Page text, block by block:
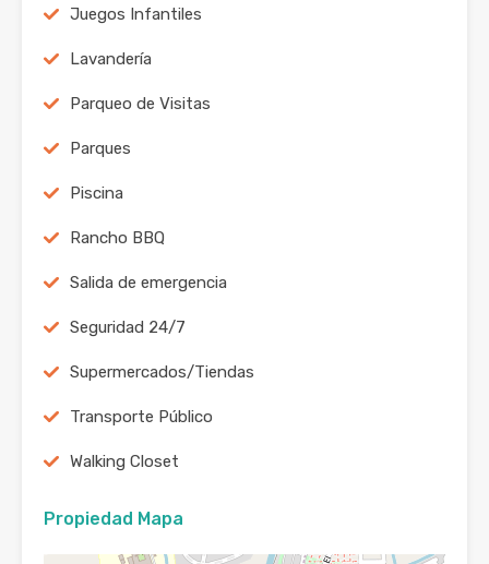
Juegos Infantiles
Lavandería
Parqueo de Visitas
Parques
Piscina
Rancho BBQ
Salida de emergencia
Seguridad 24/7
Supermercados/Tiendas
Transporte Público
Walking Closet
Propiedad Mapa